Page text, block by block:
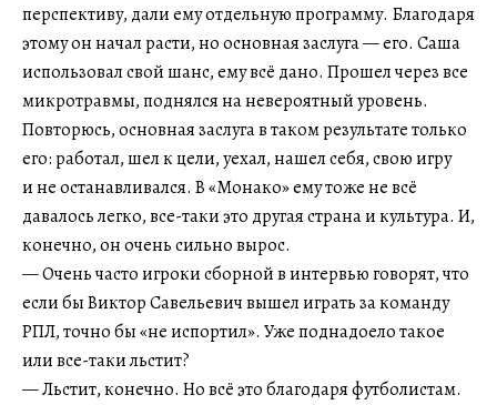
перспективу, дали ему отдельную программу. Благодаря
этому он начал расти, но основная заслуга — его. Саша
использовал свой шанс, ему всё дано. Прошел через все
микротравмы, поднялся на невероятный уровень.
Повторюсь, основная заслуга в таком результате только
его: работал, шел к цели, уехал, нашел себя, свою игру
и не останавливался. В «Монако» ему тоже не всё
давалось легко, все-таки это другая страна и культура. И,
конечно, он очень сильно вырос.
— Очень часто игроки сборной в интервью говорят, что
если бы Виктор Савельевич вышел играть за команду
РПЛ, точно бы «не испортил». Уже поднадоело такое
или все-таки льстит?
— Льстит, конечно. Но всё это благодаря футболистам.